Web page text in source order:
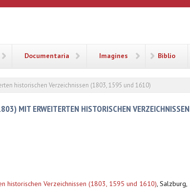
Documentaria Imagines Biblio
historischen Verzeichnissen (1803, 1595 und 1610)
MIT ERWEITERTEN HISTORISCHEN VERZEICHNISSEN
Verzeichnissen (1803, 1595 und 1610), Salzburg,